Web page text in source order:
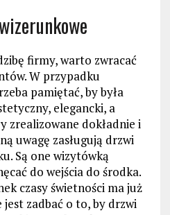
firmy, warto zwracać
W przypadku
pamiętać, by była
elegancki, a
zrealizowane dokładnie i
uwagę zasługują drzwi
Są one wizytówką
do wejścia do środka.
czasy świetności ma już
jest zadbać o to, by drzwi